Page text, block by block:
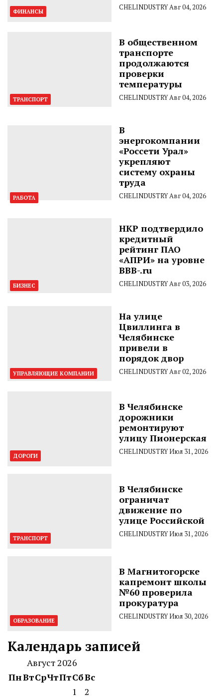
ФИНАНСЫ CHELINDUSTRYАвг 04, 2026
ТРАНСПОРТ
В общественном
транспорте
продолжаются
проверки
температуры
CHELINDUSTRYАвг 04, 2026
РАБОТА
В
энергокомпании
«Россети Урал»
укрепляют
систему охраны
труда
CHELINDUSTRYАвг 04, 2026
БИЗНЕС
НКР подтвердило
кредитный
рейтинг ПАО
«АПРИ» на уровне
BBB-.ru
CHELINDUSTRYАвг 03, 2026
УПРАВЛЯЮЩИЕ КОМПАНИИ
На улице
Цвиллинга в
Челябинске
привели в
порядок двор
CHELINDUSTRYАвг 02, 2026
ДОРОГИ
В Челябинске
дорожники
ремонтируют
улицу Пионерская
CHELINDUSTRYИюл 31, 2026
ТРАНСПОРТ
В Челябинске
ограничат
движение по
улице Российской
CHELINDUSTRYИюл 31, 2026
ОБРАЗОВАНИЕ
В Магнитогорске
капремонт школы
№60 проверила
прокуратура
CHELINDUSTRYИюл 30, 2026
Календарь записей
Август 2026
ПнВтСрЧтПтСбВс
1
2